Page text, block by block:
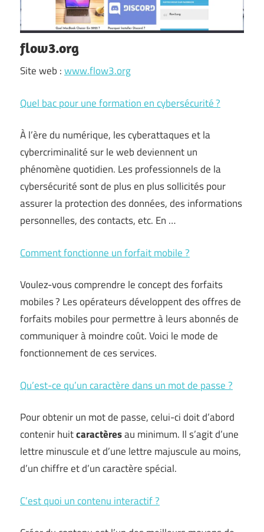
flow3.org
Site web :www.flow3.org
Quel bac pour une formation en cybersécurité ?
À l’ère du numérique, les cyberattaques et la
cybercriminalité sur le web deviennent un
phénomène quotidien. Les professionnels de la
cybersécurité sont de plus en plus sollicités pour
assurer la protection des données, des informations
personnelles, des contacts, etc. En …
Comment fonctionne un forfait mobile ?
Voulez-vous comprendre le concept des forfaits
mobiles ? Les opérateurs développent des offres de
forfaits mobiles pour permettre à leurs abonnés de
communiquer à moindre coût. Voici le mode de
fonctionnement de ces services.
Qu’est-ce qu’un caractère dans un mot de passe ?
Pour obtenir un mot de passe, celui-ci doit d’abord
contenir huitcaractèresau minimum. Il s’agit d’une
lettre minuscule et d’une lettre majuscule au moins,
d’un chiffre et d’un caractère spécial.
C’est quoi un contenu interactif ?